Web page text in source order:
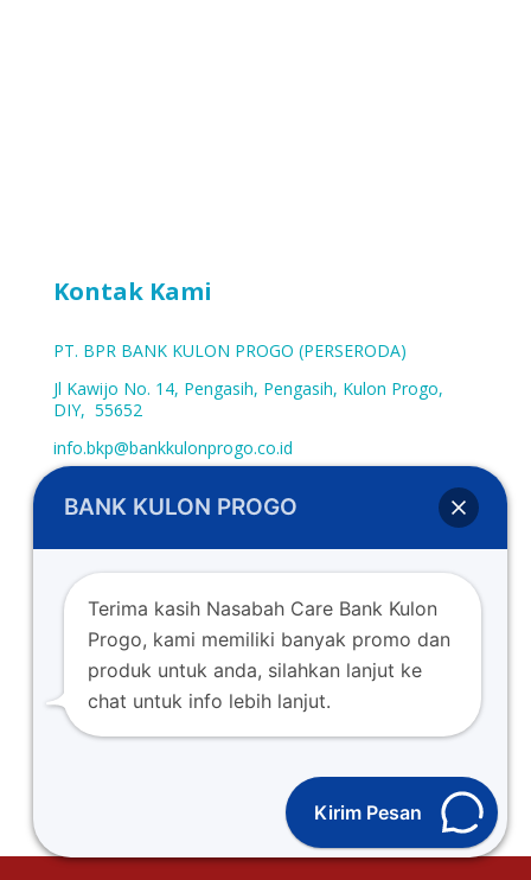
Kontak Kami
PT. BPR BANK KULON PROGO (PERSERODA)
Jl Kawijo No. 14, Pengasih, Pengasih, Kulon Progo,
DIY, 55652
info.bkp@bankkulonprogo.co.id
Berizin dan diawasi oleh OJK (Otoritas Jasa Keuangan)
Kirim Pesan
BANK KULON PROGO
Terima kasih Nasabah Care Bank Kulon
Progo, kami memiliki banyak promo dan
produk untuk anda, silahkan lanjut ke
chat untuk info lebih lanjut.